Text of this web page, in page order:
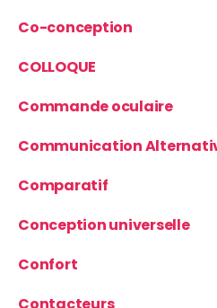
Co-conception
COLLOQUE
Commande oculaire
Communication
Comparatif
Conception universelle
Confort